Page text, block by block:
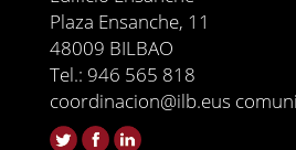
Plaza Ensanche, 11
48009 BILBAO
Tel.: 946 565 818
coordinacion@ilb.eus